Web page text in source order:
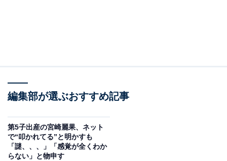
編集部が選ぶおすすめ記事
第5子出産の宮崎麗果、ネット
で“叩かれてる”と明かすも
「謎、、、」「感覚が全くわか
らない」と物申す